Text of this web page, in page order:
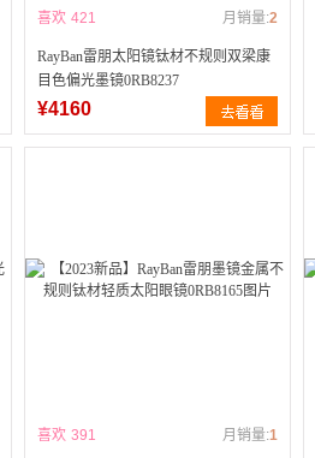
喜欢 421 月销量:2
RayBan雷朋太阳镜钛材不规则双梁康
目色偏光墨镜0RB8237
¥4160
喜欢 391 月销量:1